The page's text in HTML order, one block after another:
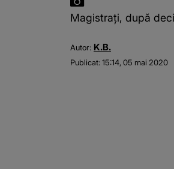
Magistraţi, după
Autor: K.B.
Publicat:15:14, 05 mai 2020